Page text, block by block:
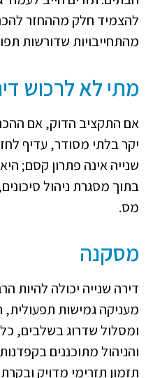
להצמיד חלק מההחזר
מהתחייבויות שדורשות
מתי לא לרכוש
אם התקציב הדוק, אם
יקר בלתי מסודר, עדיף
שנייה אינה פתרון קסם;
בתוך מסגרת ניהול
מס.
מסקנה
דירה שנייה יכולה להיות
מעניקה גמישות
ומסלול שדרוג בשלבים,
והניהול מתוכננים
תזמון תזרימי מדויק